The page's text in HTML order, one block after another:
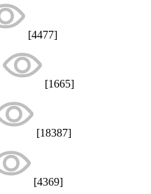
[4477]
[1665]
[18387]
[4369]